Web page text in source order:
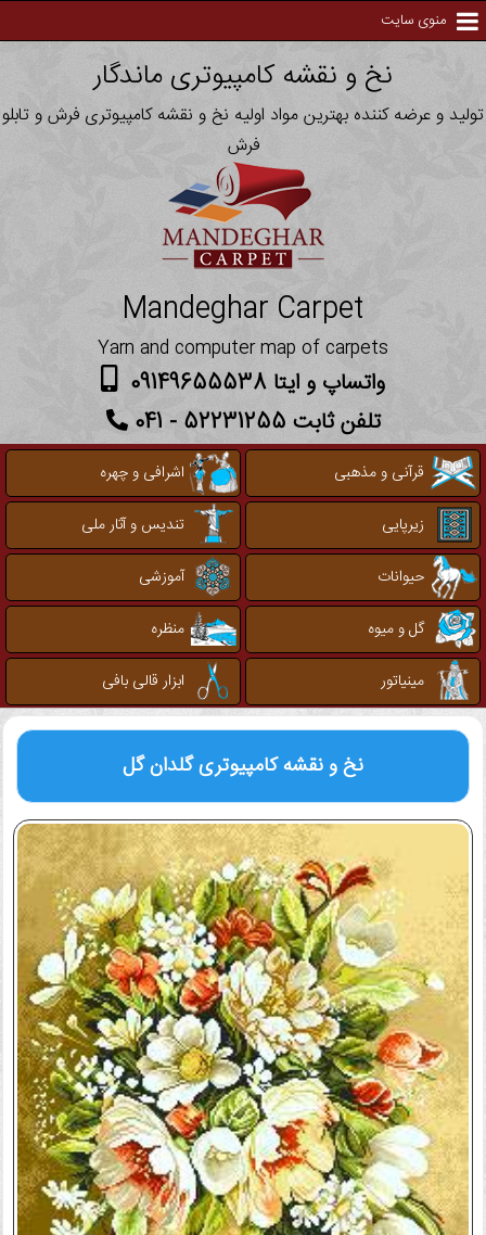
منوی سایت
نخ و نقشه کامپیوتری ماندگار
تولید و عرضه کننده بهترین مواد اولیه نخ و نقشه کامپیوتری فرش و تابلو
فرش
Mandeghar Carpet
Yarn and computer map of carpets
واتساپ و ایتا 09149655538
تلفن ثابت 52231255 - 041
قرآنی و مذهبی
اشرافی و چهره
زیرپایی
تندیس و آثار ملی
حیوانات
آموزشی
گل و میوه
منظره
مینیاتور
ابزار قالی بافی
نخ و نقشه کامپیوتریگلدان گل